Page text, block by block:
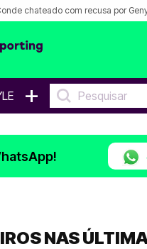
chateado com recusa por
+
NAS